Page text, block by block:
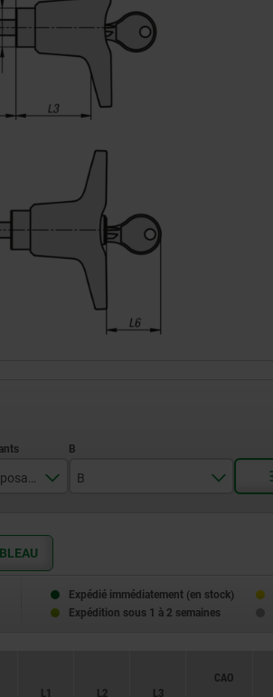
3020
B
Expédié immédiatement (en stock)
Expédition sous 1 à 2 semaines
L1 L2 L3
CAO
L1 L2 L3
CAO